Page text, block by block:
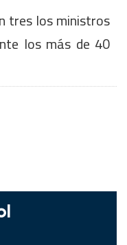
tres los ministros
los más de 40